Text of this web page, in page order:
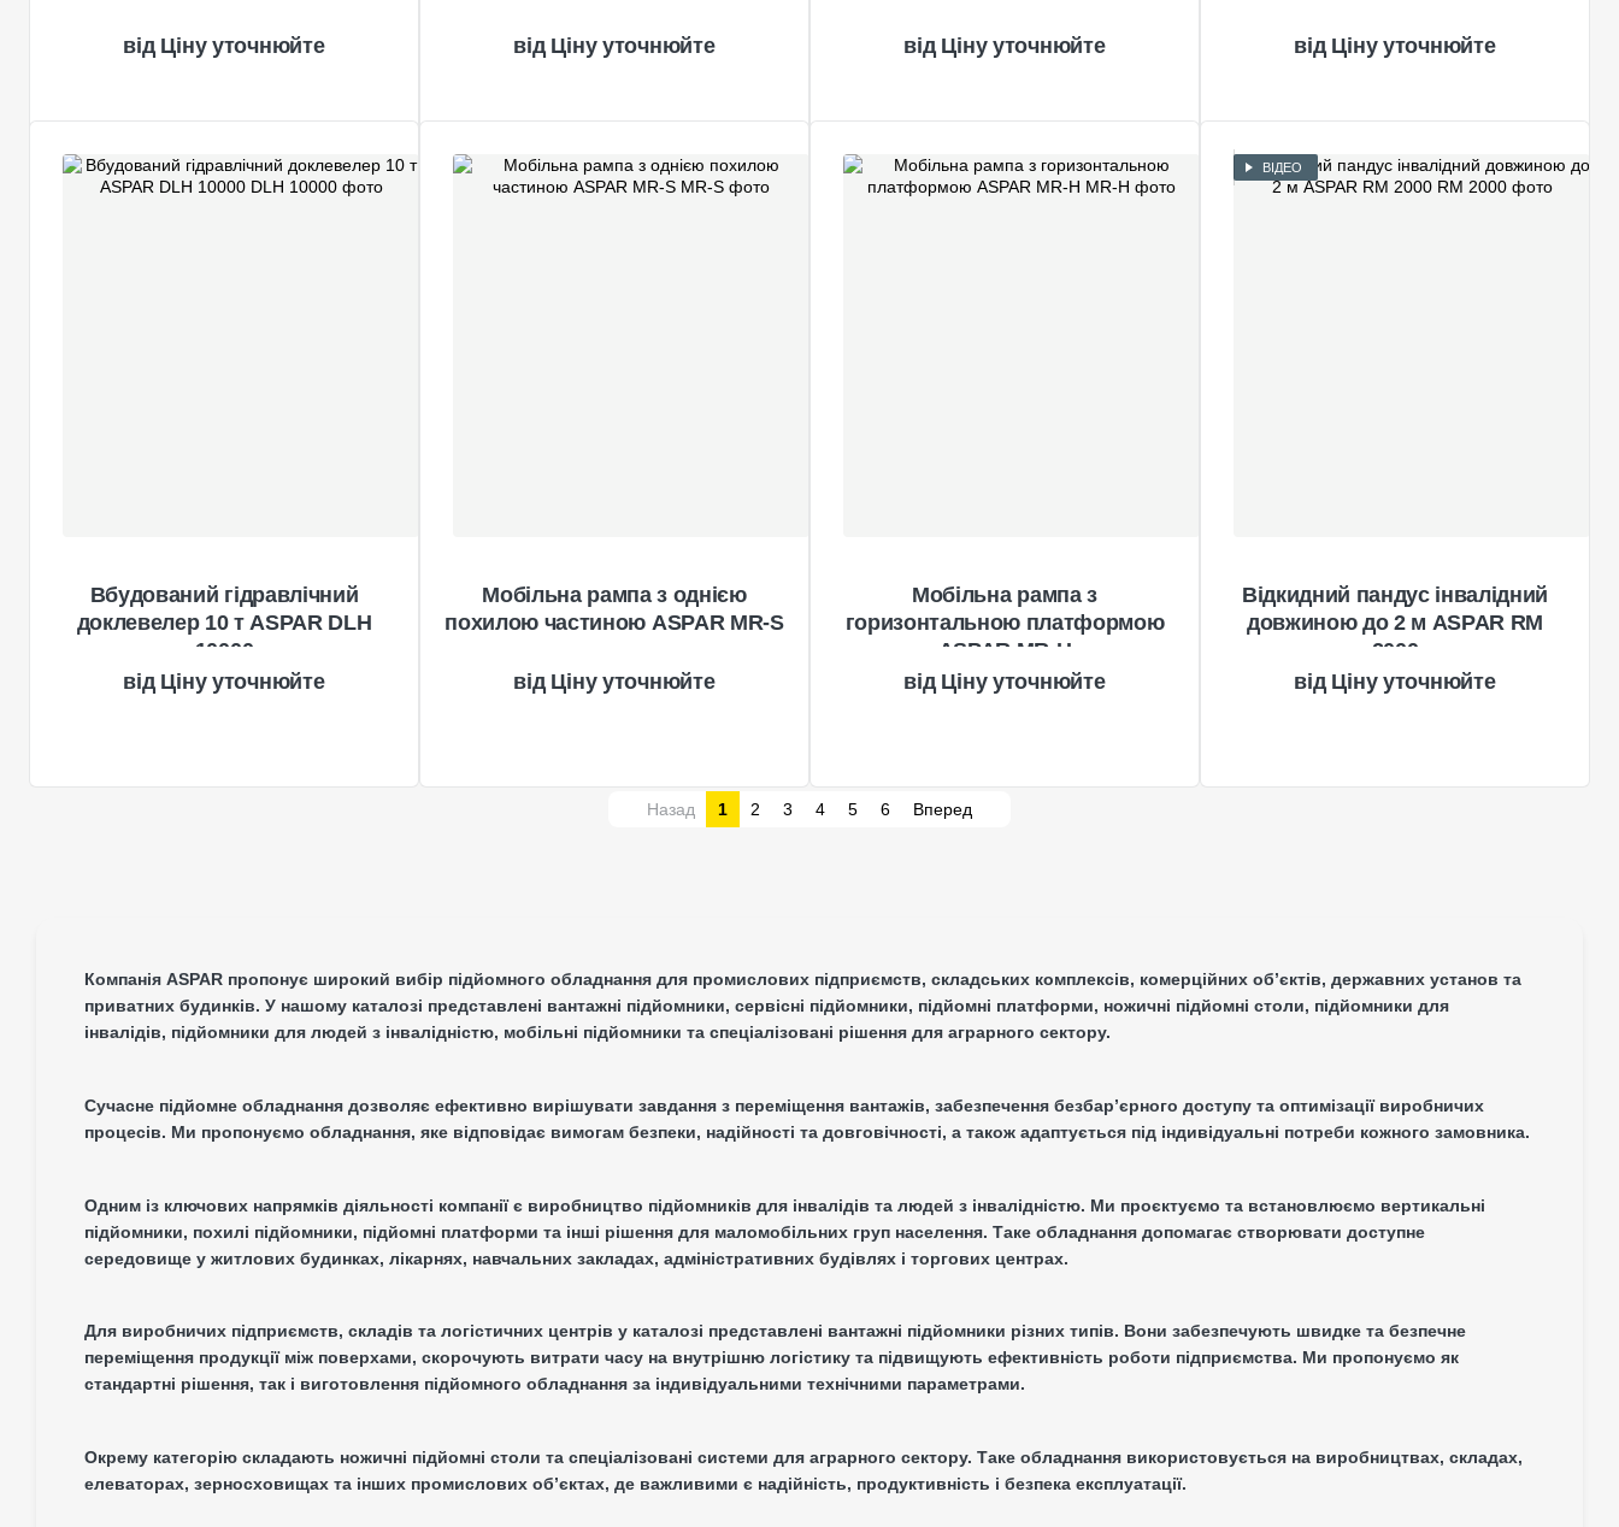
Компанія ASPAR пропонує широкий вибір підйомного обладнання для промислових підприємств, складських комплексів, комерційних об’єктів, державних установ та
приватних будинків. У нашому каталозі представлені вантажні підйомники, сервісні підйомники, підйомні платформи, ножичні підйомні столи, підйомники для
інвалідів, підйомники для людей з інвалідністю, мобільні підйомники та спеціалізовані рішення для аграрного сектору.
Сучасне підйомне обладнання дозволяє ефективно вирішувати завдання з переміщення вантажів, забезпечення безбар’єрного доступу та оптимізації виробничих
процесів. Ми пропонуємо обладнання, яке відповідає вимогам безпеки, надійності та довговічності, а також адаптується під індивідуальні потреби кожного замовника.
Одним із ключових напрямків діяльності компанії є виробництво підйомників для інвалідів та людей з інвалідністю. Ми проєктуємо та встановлюємо вертикальні
підйомники, похилі підйомники, підйомні платформи та інші рішення для маломобільних груп населення. Таке обладнання допомагає створювати доступне
середовище у житлових будинках, лікарнях, навчальних закладах, адміністративних будівлях і торгових центрах.
Для виробничих підприємств, складів та логістичних центрів у каталозі представлені вантажні підйомники різних типів. Вони забезпечують швидке та безпечне
переміщення продукції між поверхами, скорочують витрати часу на внутрішню логістику та підвищують ефективність роботи підприємства. Ми пропонуємо як
стандартні рішення, так і виготовлення підйомного обладнання за індивідуальними технічними параметрами.
Окрему категорію складають ножичні підйомні столи та спеціалізовані системи для аграрного сектору. Таке обладнання використовується на виробництвах, складах,
елеваторах, зерносховищах та інших промислових об’єктах, де важливими є надійність, продуктивність і безпека експлуатації.
Ціну уточнюйте Ціну уточнюйте Ціну уточнюйте Ціну уточнюйте
Вбудований гідравлічний
доклевелер 10 т ASPAR DLH
10000
Ціну уточнюйте
Мобільна рампа з однією
похилою частиною ASPAR MR-S
Ціну уточнюйте
Мобільна рампа з
горизонтальною платформою
ASPAR MR-H
Ціну уточнюйте
ВІДЕО
Відкидний пандус інвалідний
довжиною до 2 м ASPAR RM
2000
Ціну уточнюйте
Назад 1 2 3 4 5 6 Вперед